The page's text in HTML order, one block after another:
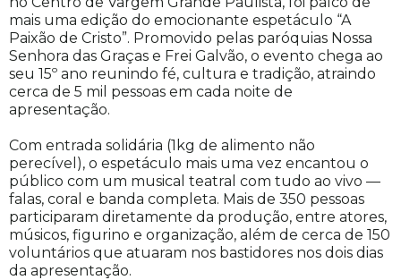
mais uma edição do emocionante espetáculo “A
Paixão de Cristo”. Promovido pelas paróquias Nossa
Senhora das Graças e Frei Galvão, o evento chega ao
seu 15º ano reunindo fé, cultura e tradição, atraindo
cerca de 5 mil pessoas em cada noite de
apresentação.
Com entrada solidária (1kg de alimento não
perecível), o espetáculo mais uma vez encantou o
público com um musical teatral com tudo ao vivo —
falas, coral e banda completa. Mais de 350 pessoas
participaram diretamente da produção, entre atores,
músicos, figurino e organização, além de cerca de 150
voluntários que atuaram nos bastidores nos dois dias
da apresentação.